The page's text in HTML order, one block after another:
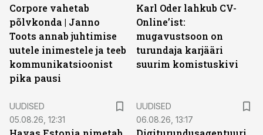
Corpore vahetab
põlvkonda | Janno
Toots annab juhtimise
uutele inimestele ja teeb
kommunikatsioonist
pika pausi
Karl Oder lahkub CV-
Online’ist:
mugavustsoon on
turundaja karjääri
suurim komistuskivi
UUDISED
05.08.26, 12:31
UUDISED
06.08.26, 13:17